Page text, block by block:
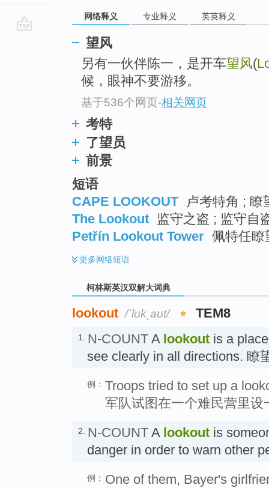
网络释义 专业释义 英英释义
望风
另有一伙伴陈一，是开车望风(
候，眼神不要游移。
基于536个网页-相关网页
考特
了望员
前景
短语
CAPE LOOKOUT
卢考特角 ; 瞭
The Lookout 监守之盗 ; 监守自
Petřín Lookout Tower 佩特任瞭
更多网络短语
柯林斯英汉双解大词典
lookout /ˈlʊkˌaʊt/ TEM8
1. N-COUNT A lookout is a
see clearly in all directions. 瞭
例： Troops tried to set up a
军队试图在一个难民营里设
2. N-COUNT A lookout is
danger in order to warn other
例： One of them, Bayer's